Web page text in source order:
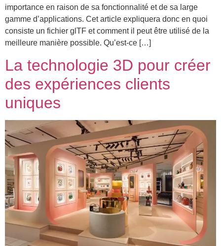
importance en raison de sa fonctionnalité et de sa large
gamme d’applications. Cet article expliquera donc en quoi
consiste un fichier glTF et comment il peut être utilisé de la
meilleure manière possible. Qu’est-ce […]
La technologie 3D pour créer
des expériences clients
uniques